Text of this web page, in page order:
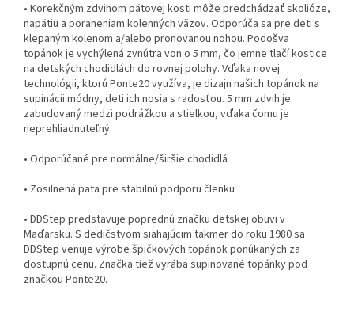
• Korekčným zdvihom pätovej kosti môže predchádzať skolióze,
napätiu a poraneniam kolenných väzov. Odporúča sa pre deti s
klepaným kolenom a/alebo pronovanou nohou. Podošva
topánok je vychýlená zvnútra von o 5 mm, čo jemne tlačí kostice
na detských chodidlách do rovnej polohy. Vďaka novej
technológii, ktorú Ponte20 využíva, je dizajn našich topánok na
supinácii módny, deti ich nosia s radosťou. 5 mm zdvih je
zabudovaný medzi podrážkou a stielkou, vďaka čomu je
neprehliadnuteľný.
• Odporúčané pre normálne/širšie chodidlá
• Zosilnená päta pre stabilnú podporu členku
• DDStep predstavuje poprednú značku detskej obuvi v
Maďarsku. S dedičstvom siahajúcim takmer do roku 1980 sa
DDStep venuje výrobe špičkových topánok ponúkaných za
dostupnú cenu. Značka tiež vyrába supinované topánky pod
značkou Ponte20.